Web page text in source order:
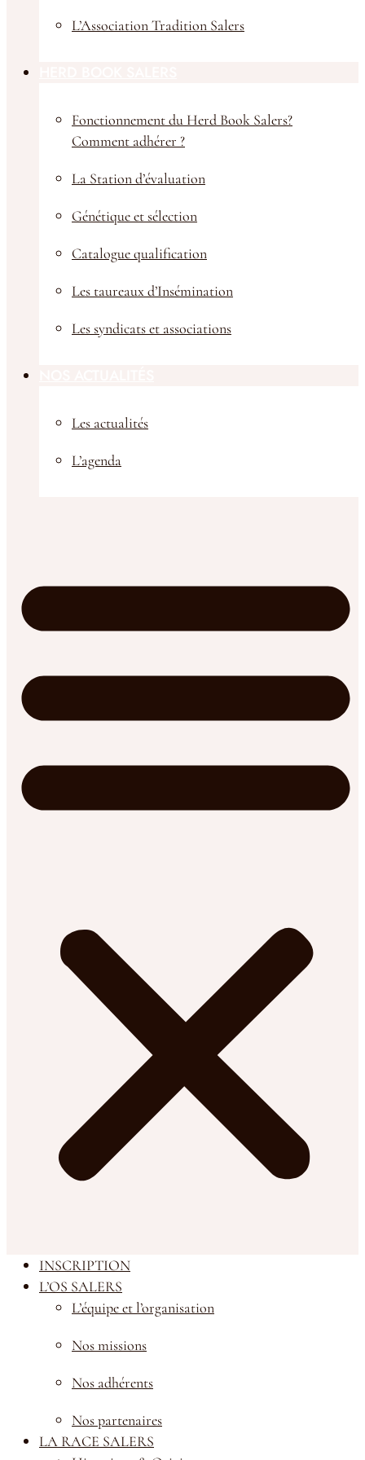
L’Association Tradition Salers
Fonctionnement du Herd Book Salers?
Comment adhérer ?
La Station d’évaluation
Génétique et sélection
Catalogue qualification
Les taureaux d’Insémination
Les syndicats et associations
Les actualités
L’agenda
INSCRIPTION
L’OS SALERS
L’équipe et l’organisation
Nos missions
Nos adhérents
Nos partenaires
LA RACE SALERS